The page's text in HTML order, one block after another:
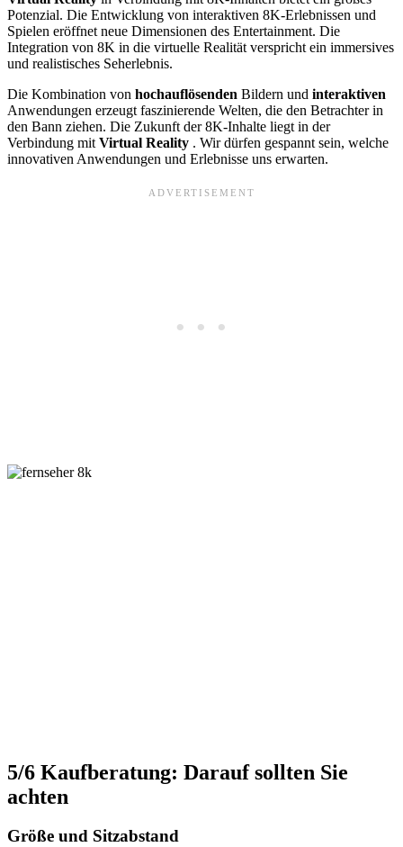
Potenzial. Die Entwicklung von interaktiven 8K-Erlebnissen und
Spielen eröffnet neue Dimensionen des Entertainment. Die
Integration von 8K in die virtuelle Realität verspricht ein immersives
und realistisches Seherlebnis.
Die Kombination von hochauflösenden Bildern und interaktiven
Anwendungen erzeugt faszinierende Welten, die den Betrachter in
den Bann ziehen. Die Zukunft der 8K-Inhalte liegt in der
Verbindung mit Virtual Reality . Wir dürfen gespannt sein, welche
innovativen Anwendungen und Erlebnisse uns erwarten.
5/6 Kaufberatung: Darauf sollten Sie
achten
Größe und Sitzabstand